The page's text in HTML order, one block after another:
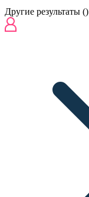
Другие результаты ()